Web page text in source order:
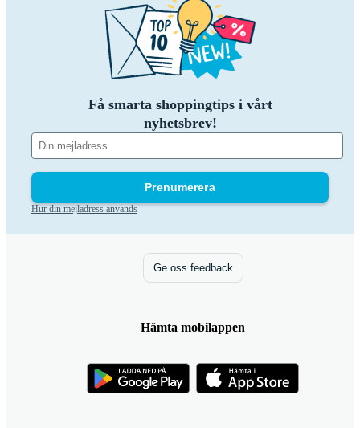
Få smarta shoppingtips i vårt
nyhetsbrev!
Prenumerera
Hur din mejladress används
Ge oss feedback
Hämta mobilappen